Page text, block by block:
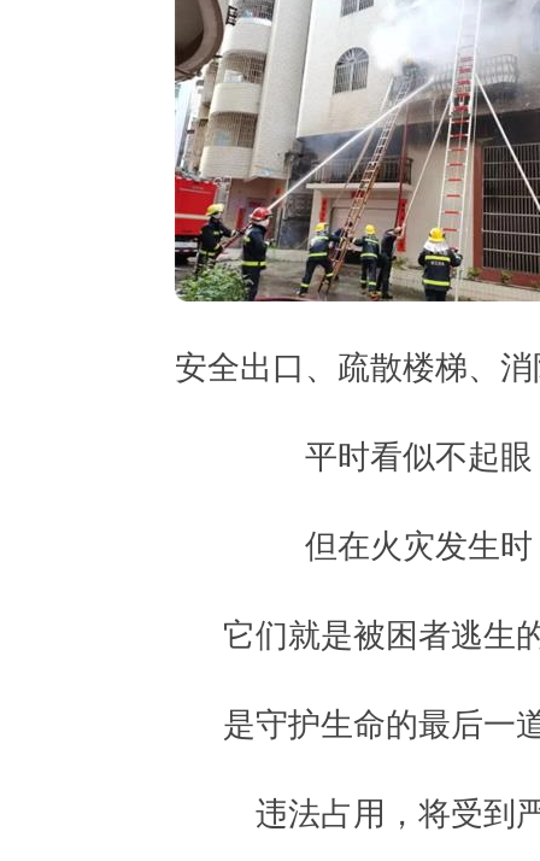
安全出口、疏散楼梯、消
平时看似不起眼
但在火灾发生时
它们就是被困者逃生
是守护生命的最后一
违法占用，将受到